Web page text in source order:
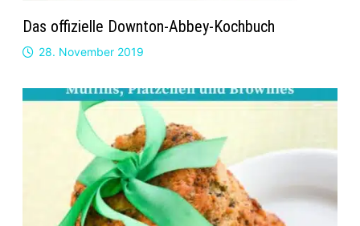
Das offizielle Downton-Abbey-Kochbuch
28. November 2019